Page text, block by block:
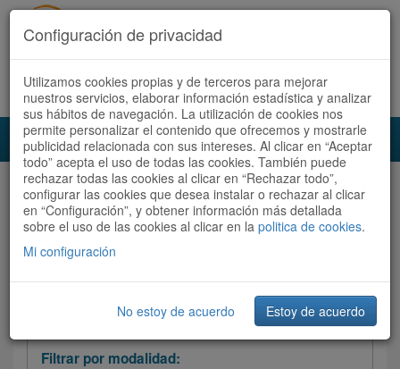
Acceder Registrate ahora Español | Català
Audioruta Todas las rutas
Todas las rutas Ordenar por:Más recientes
Filtrar las rutas
Filtrar por modalidad:
Configuración de privacidad
Utilizamos cookies propias y de terceros para mejorar
nuestros servicios, elaborar información estadística y analizar
sus hábitos de navegación. La utilización de cookies nos
permite personalizar el contenido que ofrecemos y mostrarle
publicidad relacionada con sus intereses. Al clicar en “Aceptar
todo” acepta el uso de todas las cookies. También puede
rechazar todas las cookies al clicar en “Rechazar todo”,
configurar las cookies que desea instalar o rechazar al clicar
en “Configuración”, y obtener información más detallada
sobre el uso de las cookies al clicar en la politica de cookies.
Mi configuración
No estoy de acuerdo Estoy de acuerdo